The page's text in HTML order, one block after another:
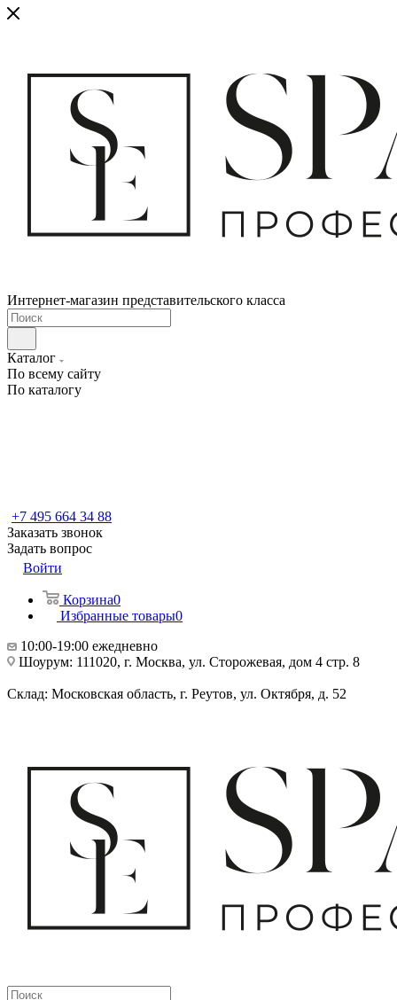
Интернет-магазин представительского класса
Каталог
По всему сайту
По каталогу
+7 495 664 34 88
Заказать звонок
Задать вопрос
Войти
Корзина0
Избранные товары0
10:00-19:00 ежедневно
Шоурум: 111020, г. Москва, ул. Сторожевая, дом 4 стр. 8
Склад: Московская область, г. Реутов, ул. Октября, д. 52